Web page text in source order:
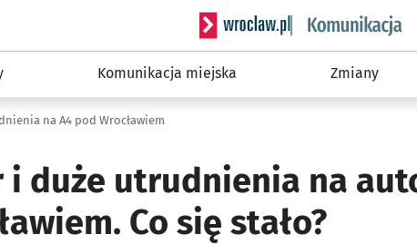
Serwis informacyjny wroclaw.pl
Komunikacja miejska Zmiany
na A4 pod Wrocławiem
i duże utrudnienia na
Co się stało?